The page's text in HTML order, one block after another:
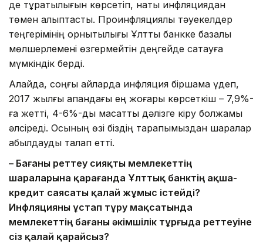
де тұрақтылығын көрсетіп, нақты инфляциядан
төмен қалыптасты. Проинфляциялық тәуекелдер
теңгерімінің орнықтылығы Ұлттық банкке базалық
мөлшерлемені өзгермейтін деңгейде сақтауға
мүмкіндік берді.
Алайда, соңғы айларда инфляция біршама үдеп,
2017 жылғы ақпандағы ең жоғары көрсеткіш – 7,9%-
ға жетті, 4-6%-дық мақсатты дәлізге кіру болжамы
әлсіреді. Осының өзі біздің тарапымыздан шаралар
қабылдауды талап етті.
– Бағаны реттеу сияқты мемлекеттің
шараларына қарағанда Ұлттық банктің ақша-
кредит саясаты қалай жұмыс істейді?
Инфляцияны ұстап тұру мақсатында
мемлекеттің бағаны әкімшілік тұрғыда реттеуіне
сіз қалай қарайсыз?